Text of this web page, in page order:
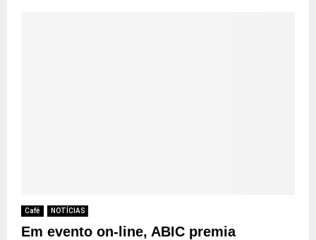
Café NOTÍCIAS
Em evento on-line, ABIC premia